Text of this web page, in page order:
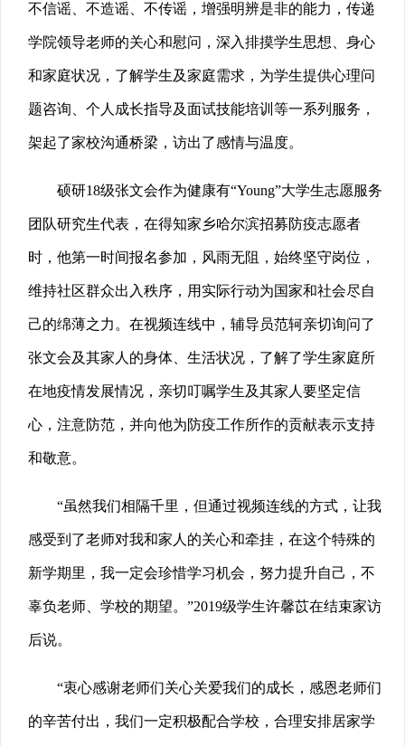
不信谣、不造谣、不传谣，增强明辨是非的能力，传递
学院领导老师的关心和慰问，深入排摸学生思想、身心
和家庭状况，了解学生及家庭需求，为学生提供心理问
题咨询、个人成长指导及面试技能培训等一系列服务，
架起了家校沟通桥梁，访出了感情与温度。
硕研18级张文会作为健康有“Young”大学生志愿服务
团队研究生代表，在得知家乡哈尔滨招募防疫志愿者
时，他第一时间报名参加，风雨无阻，始终坚守岗位，
维持社区群众出入秩序，用实际行动为国家和社会尽自
己的绵薄之力。在视频连线中，辅导员范轲亲切询问了
张文会及其家人的身体、生活状况，了解了学生家庭所
在地疫情发展情况，亲切叮嘱学生及其家人要坚定信
心，注意防范，并向他为防疫工作所作的贡献表示支持
和敬意。
“虽然我们相隔千里，但通过视频连线的方式，让我
感受到了老师对我和家人的关心和牵挂，在这个特殊的
新学期里，我一定会珍惜学习机会，努力提升自己，不
辜负老师、学校的期望。”2019级学生许馨苡在结束家访
后说。
“衷心感谢老师们关心关爱我们的成长，感恩老师们
的辛苦付出，我们一定积极配合学校，合理安排居家学